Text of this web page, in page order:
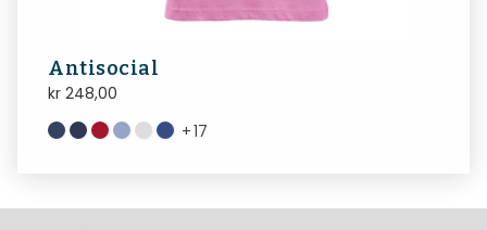
Antisocial
kr 248,00
+17